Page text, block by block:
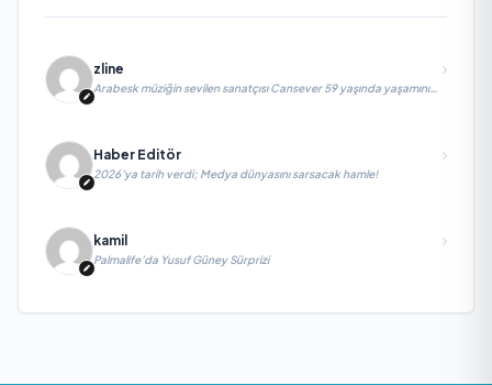
zline
Arabesk müziğin sevilen sanatçısı Cansever 59 yaşında yaşamını
Haber Editör
2026’ya tarih verdi; Medya dünyasını sarsacak hamle!
kamil
Palmalife’da Yusuf Güney Sürprizi